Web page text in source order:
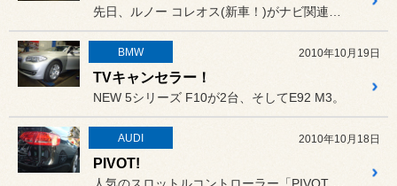
BMW 2010年10月19日
TVキャンセラー！
NEW 5シリーズ F10が2台、そしてE92 M3。
AUDI 2010年10月18日
PIVOT!